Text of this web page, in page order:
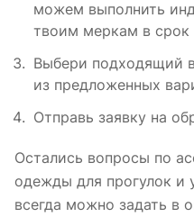
можем выполнить
твоим меркам в срок
Выбери подходящий
из предложенных
Отправь заявку на
Остались вопросы по
одежды для прогулок и
всегда можно задать в